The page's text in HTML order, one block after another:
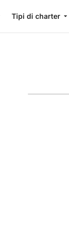
Tipi di charter